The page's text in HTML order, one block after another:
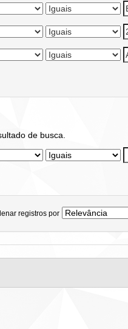
de busca.
registros por